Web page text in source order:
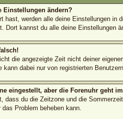
Einstellungen ändern?
hast, werden alle deine Einstellungen in
Dort kannst du alle deine Einstellungen
die angezeigte Zeit nicht deiner
kann dabei nur von registrierten
eingestellt, aber die Forenuhr geht
dass du die Zeitzone und die
Problem beheben kann.